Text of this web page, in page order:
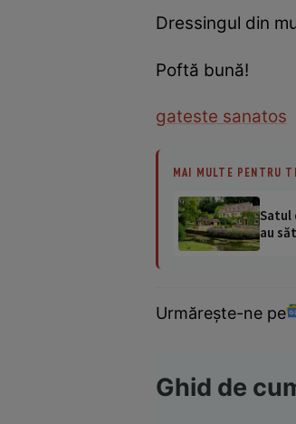
Dressingul din
Poftă bună!
gateste sanatos
MAI MULTE PENTRU
Satul
au
Urmărește-ne pe
Ghid de